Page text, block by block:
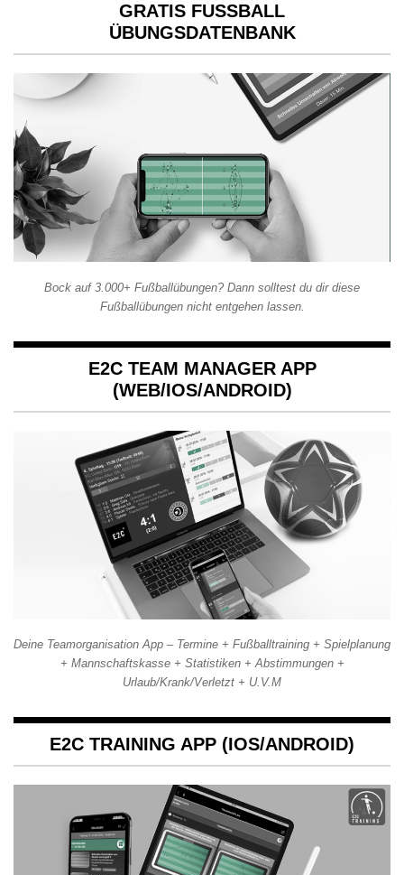
GRATIS FUSSBALL Ü
BUNGSDATENBANK
Bock auf 3.000+ Fußballübungen? Dann solltest du dir diese
Fußballübungen nicht entgehen lassen.
E2C TEAM MANAGER APP
(WEB/IOS/ANDROID)
Deine Teamorganisation App – Termine + Fußballtraining + Spielplanung
+ Mannschaftskasse + Statistiken + Abstimmungen +
Urlaub/Krank/Verletzt + U.V.M
E2C TRAINING APP (IOS/ANDROID)